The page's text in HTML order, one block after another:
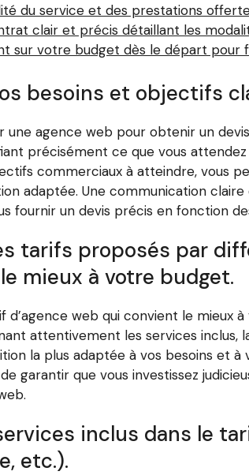
du service et des prestations
clair et précis détaillant les
sur votre budget dès le départ pour
besoins et objectifs
une agence web pour obtenir un
précisément ce que vous attendez
commerciaux à atteindre, vous
adaptée. Une communication
fournir un devis précis en fonction
tarifs proposés par
mieux à votre budget.
d’agence web qui convient le
attentivement les services inclus,
la plus adaptée à vos besoins et
garantir que vous investissez
inclus dans le
etc.).